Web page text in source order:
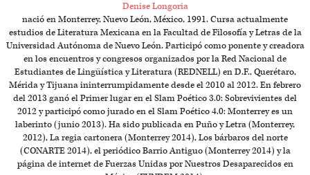
Denise Longoria
nació en Monterrey, Nuevo León, México, 1991. Cursa actualmente
estudios de Literatura Mexicana en la Facultad de Filosofía y Letras de la
Universidad Autónoma de Nuevo León. Participó como ponente y creadora
en los encuentros y congresos organizados por la Red Nacional de
Estudiantes de Lingüística y Literatura (REDNELL) en D.F., Querétaro,
Mérida y Tijuana ininterrumpidamente desde el 2010 al 2012. En febrero
del 2013 ganó el Primer lugar en el Slam Poético 3.0: Sobrevivientes del
2012 y participó como jurado en el Slam Poético 4.0: Monterrey es un
laberinto (junio 2013). Ha sido publicada en Puño y Letra (Monterrey,
2012), La regia cartonera (Monterrey 2014), Los bárbaros del norte
(CONARTE 2014), el periódico Barrio Antiguo (Monterrey 2014) y la
página de internet de Fuerzas Unidas por Nuestros Desaparecidos en